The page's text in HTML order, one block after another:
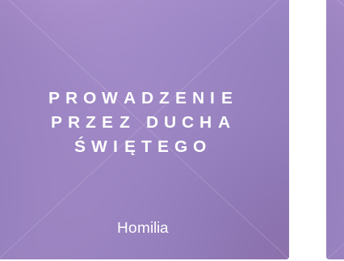
PROWADZENIE
PRZEZ DUCHA
ŚWIĘTEGO
Homilia